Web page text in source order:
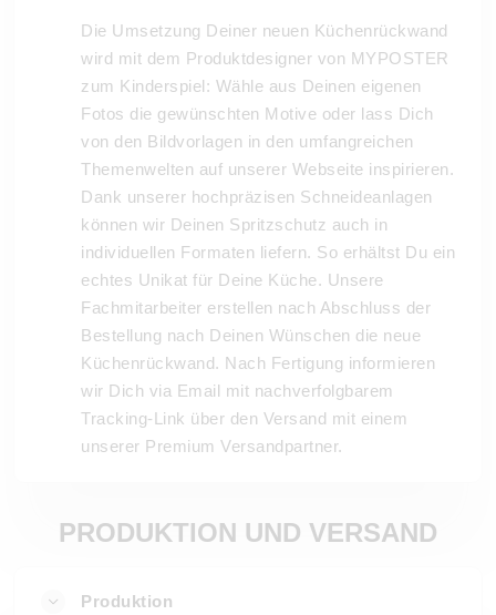
Die Umsetzung Deiner neuen Küchenrückwand
wird mit dem Produktdesigner von MYPOSTER
zum Kinderspiel: Wähle aus Deinen eigenen
Fotos die gewünschten Motive oder lass Dich
von den Bildvorlagen in den umfangreichen
Themenwelten auf unserer Webseite inspirieren.
Dank unserer hochpräzisen Schneideanlagen
können wir Deinen Spritzschutz auch in
individuellen Formaten liefern. So erhältst Du ein
echtes Unikat für Deine Küche. Unsere
Fachmitarbeiter erstellen nach Abschluss der
Bestellung nach Deinen Wünschen die neue
Küchenrückwand. Nach Fertigung informieren
wir Dich via Email mit nachverfolgbarem
Tracking-Link über den Versand mit einem
unserer Premium Versandpartner.
PRODUKTION UND VERSAND
Produktion